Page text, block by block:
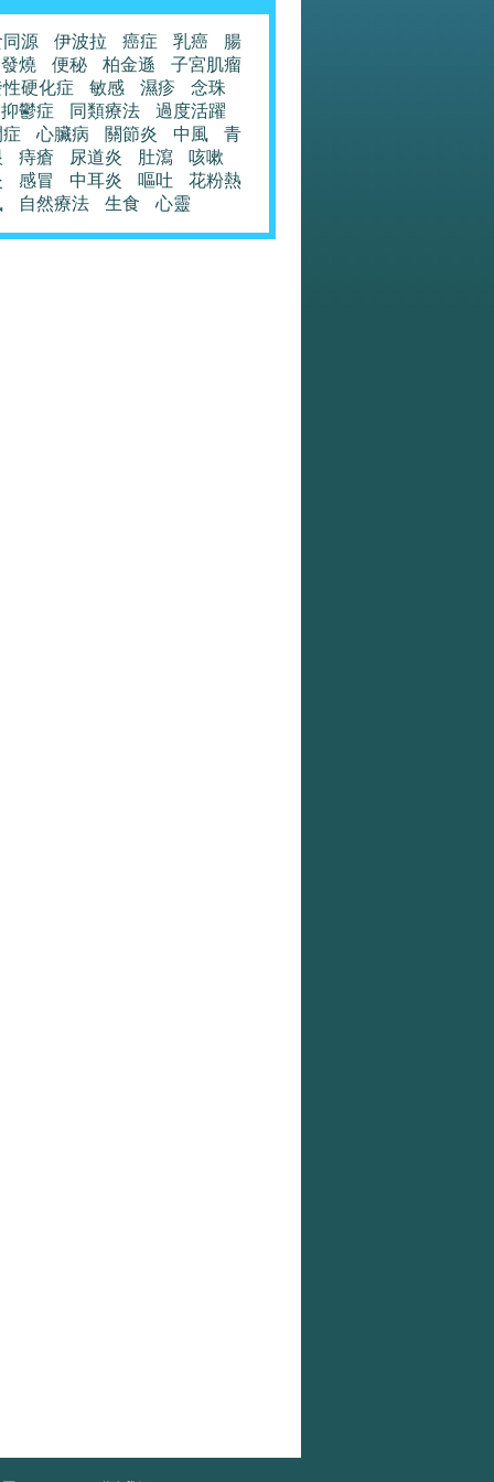
源 伊波拉 癌症 乳癌
腸
發燒
便秘 柏金遜
子宮肌瘤
硬化症
敏感 濕疹
念珠
抑鬱症
同類療法
過度活躍
心臟病 關節炎 中風
青
痔瘡 尿道炎 肚瀉
咳嗽
感冒 中耳炎 嘔吐
花粉熱
自然療法 生食 心靈